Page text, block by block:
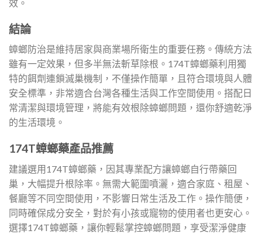
效。
結論
蟑螂防治是維持居家與商業場所衛生的重要任務。傳統方法
雖有一定效果，但多半無法斬草除根。174T蟑螂藥利用獨
特的餌劑連鎖滅巢機制，不僅操作簡單，且符合環境與人體
安全標準，非常適合台灣各種生活與工作空間使用。搭配日
常清潔與環境管理，將能有效根除蟑螂問題，還你舒適乾淨
的生活環境。
174T蟑螂藥產品推薦
建議選用174T蟑螂藥，因其專業配方讓蟑螂自行帶藥回
巢，大幅提升根除率。無需大範圍噴灑，適合家庭、租屋、
餐廳等不同空間使用，不影響日常生活及工作。操作簡便，
同時確保成分安全，對於有小孩或寵物的使用者也更安心。
選擇174T蟑螂藥，讓你輕鬆掌控蟑螂問題，享受潔淨健康